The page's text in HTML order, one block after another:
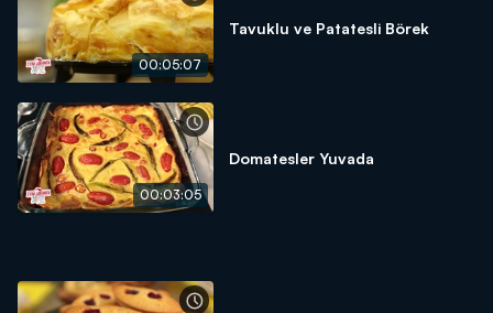
00:05:07
Tavuklu ve Patatesli Börek
00:03:05
Domatesler Yuvada